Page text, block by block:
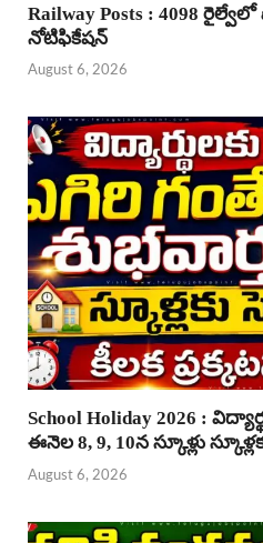
Railway Posts : 4098
నోటిఫికేషన్
August 6, 2026
School Holiday 2026 :
ఈనెల 8, 9, 10న స్కూళ్లు
August 6, 2026